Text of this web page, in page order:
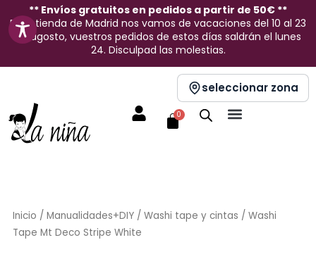
contenido
** Envíos gratuitos en pedidos a partir de 50€ **
En la tienda de Madrid nos vamos de vacaciones del 10 al 23
de agosto, vuestros pedidos de estos días saldrán el lunes
24. Disculpad las molestias.
seleccionar zona
0
Carrito
Inicio / Manualidades+DIY/ Washi tape y cintas / Washi
Tape Mt Deco Stripe White